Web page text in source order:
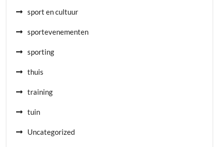
sport en cultuur
sportevenementen
sporting
thuis
training
tuin
Uncategorized